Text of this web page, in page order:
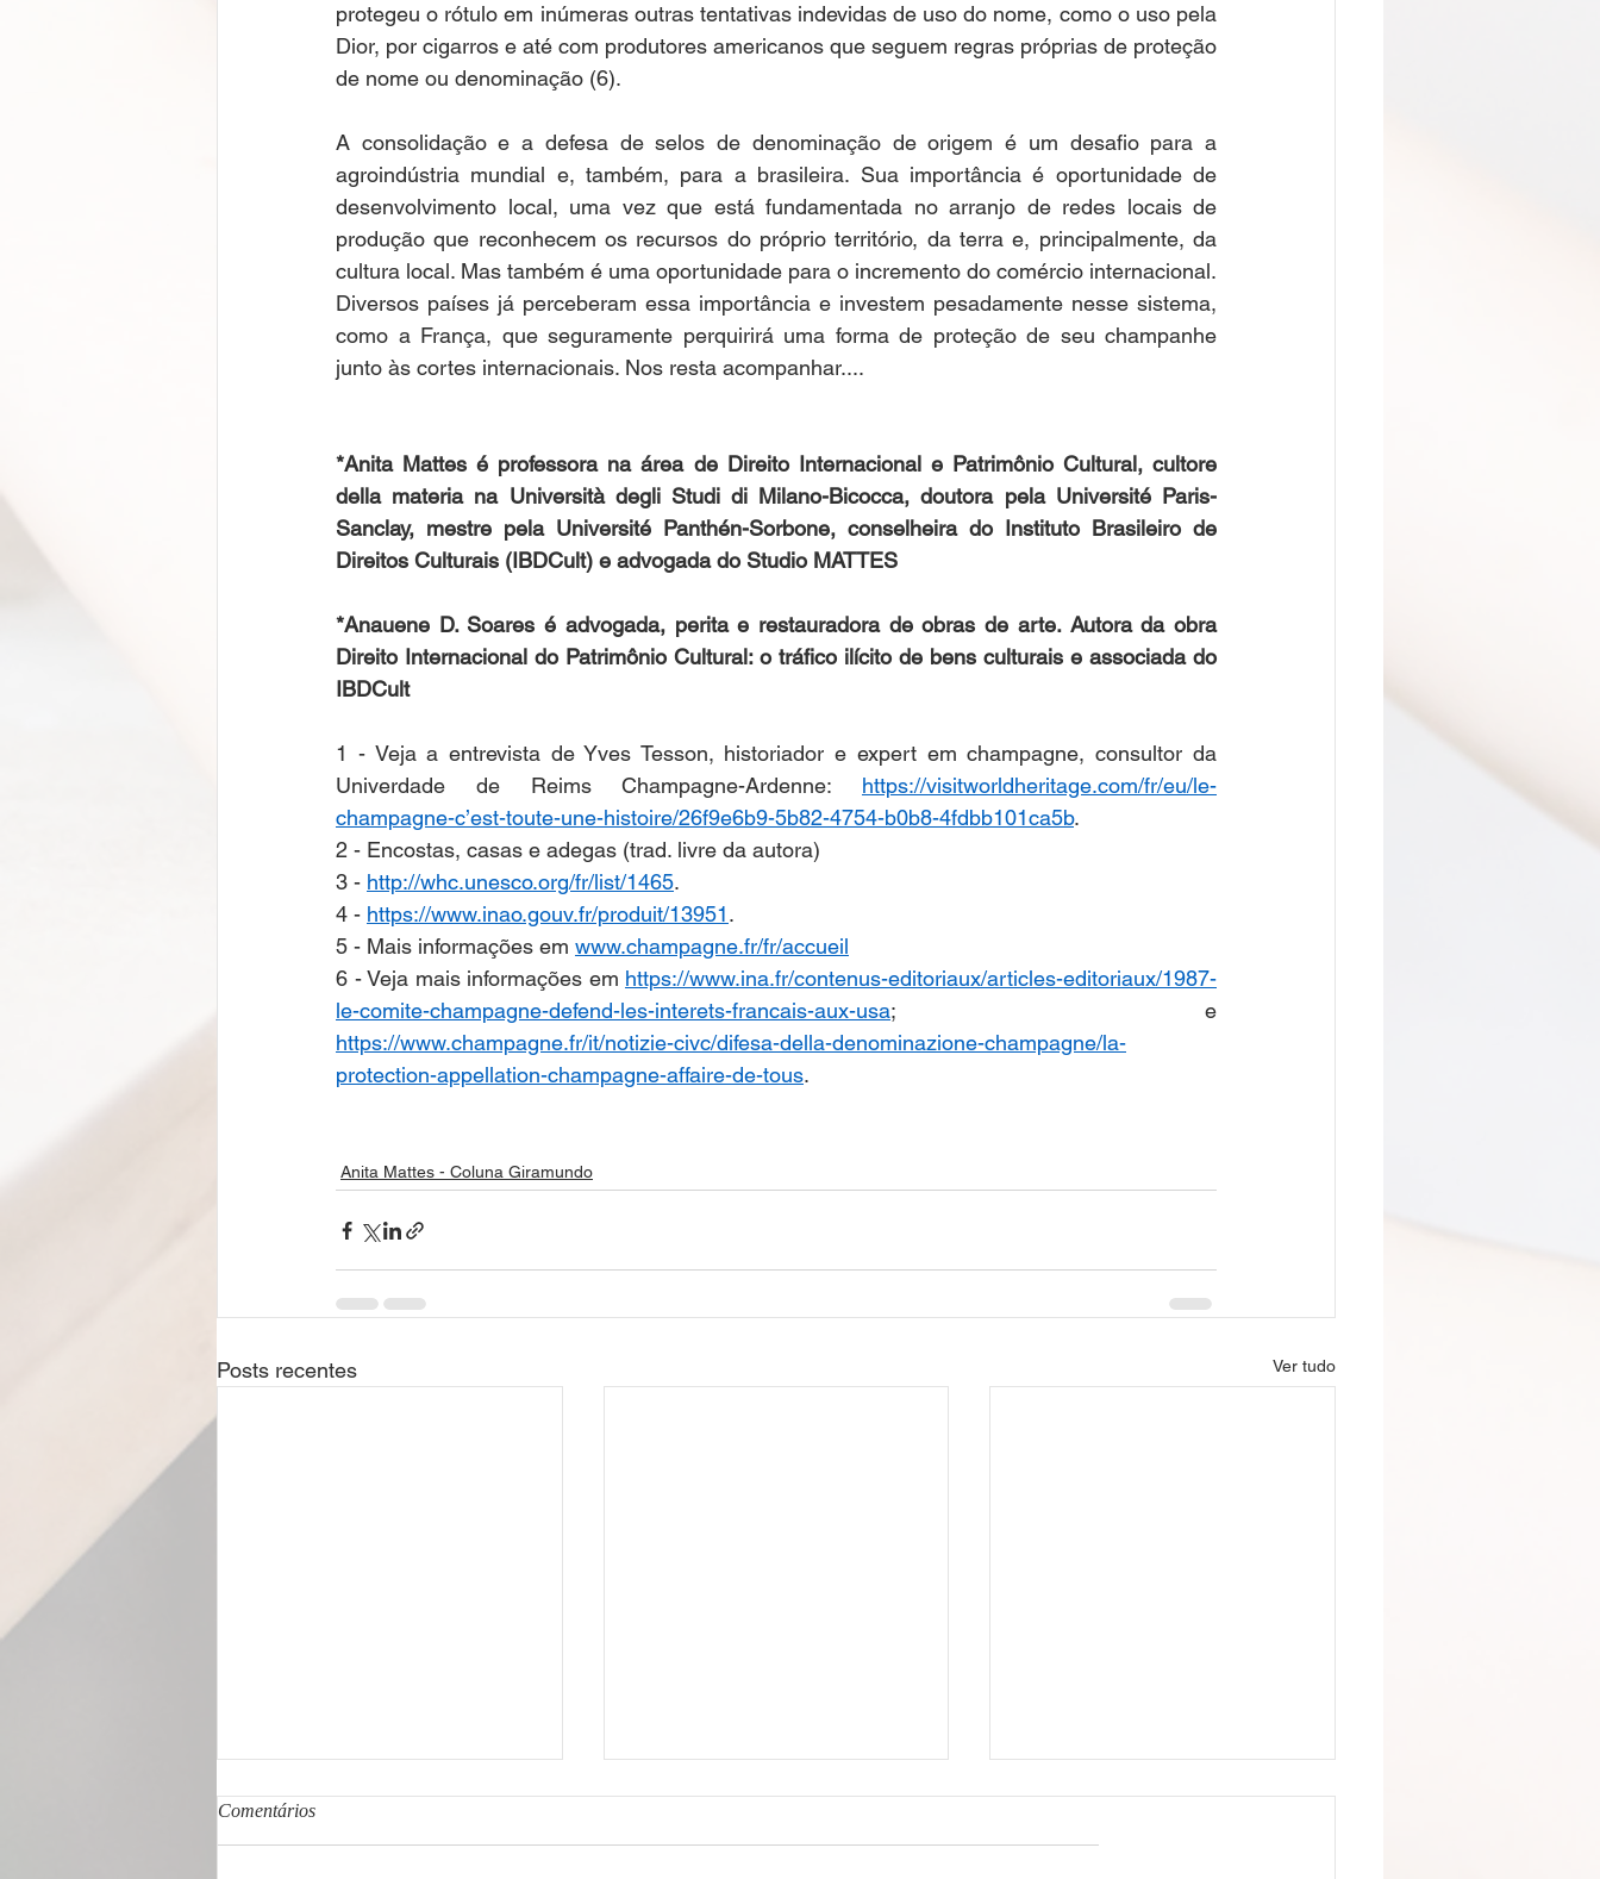
protegeu o rótulo em inúmeras outras tentativas indevidas de uso do nome, como o uso pela
Dior, por cigarros e até com produtores americanos que seguem regras próprias de proteção
de nome ou denominação (6).
A consolidação e a defesa de selos de denominação de origem é um desafio para a
agroindústria mundial e, também, para a brasileira. Sua importância é oportunidade de
desenvolvimento local, uma vez que está fundamentada no arranjo de redes locais de
produção que reconhecem os recursos do próprio território, da terra e, principalmente, da
cultura local. Mas também é uma oportunidade para o incremento do comércio internacional.
Diversos países já perceberam essa importância e investem pesadamente nesse sistema,
como a França, que seguramente perquirirá uma forma de proteção de seu champanhe
junto às cortes internacionais. Nos resta acompanhar....
*Anita Mattes é professora na área de Direito Internacional e Patrimônio Cultural, cultore
della materia na Università degli Studi di Milano-Bicocca, doutora pela Université Paris-
Sanclay, mestre pela Université Panthén-Sorbone, conselheira do Instituto Brasileiro de
Direitos Culturais (IBDCult) e advogada do Studio MATTES
*Anauene D. Soares é advogada, perita e restauradora de obras de arte. Autora da obra
Direito Internacional do Patrimônio Cultural: o tráfico ilícito de bens culturais e associada do
IBDCult
1 - Veja a entrevista de Yves Tesson, historiador e expert em champagne, consultor da
Univerdade de Reims Champagne-Ardenne: https://visitworldheritage.com/fr/eu/le-
champagne-c’est-toute-une-histoire/26f9e6b9-5b82-4754-b0b8-4fdbb101ca5b.
2 - Encostas, casas e adegas (trad. livre da autora)
3 - http://whc.unesco.org/fr/list/1465.
4 - https://www.inao.gouv.fr/produit/13951.
5 - Mais informações em www.champagne.fr/fr/accueil
6 - Veja mais informações em https://www.ina.fr/contenus-editoriaux/articles-editoriaux/1987-
le-comite-champagne-defend-les-interets-francais-aux-usa
https://www.champagne.fr/it/notizie-civc/difesa-della-denominazione-champagne/la-
protection-appellation-champagne-affaire-de-tous.
Anita Mattes - Coluna Giramundo
Posts recentes Ver tudo
Comentários